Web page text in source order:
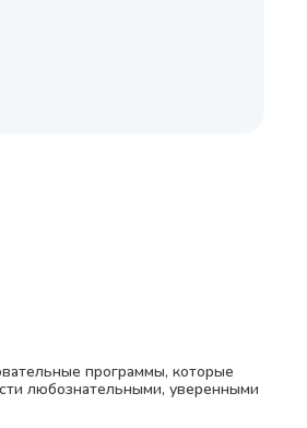
программы, которые
любознательными, уверенными